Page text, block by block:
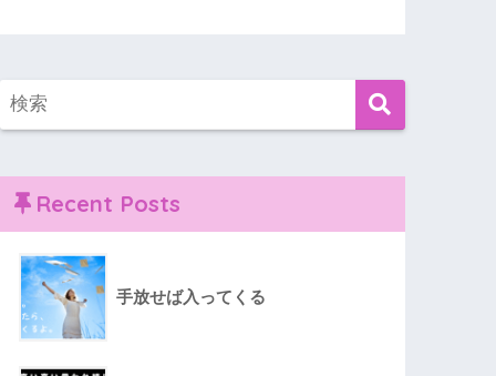
Recent Posts
手放せば入ってくる